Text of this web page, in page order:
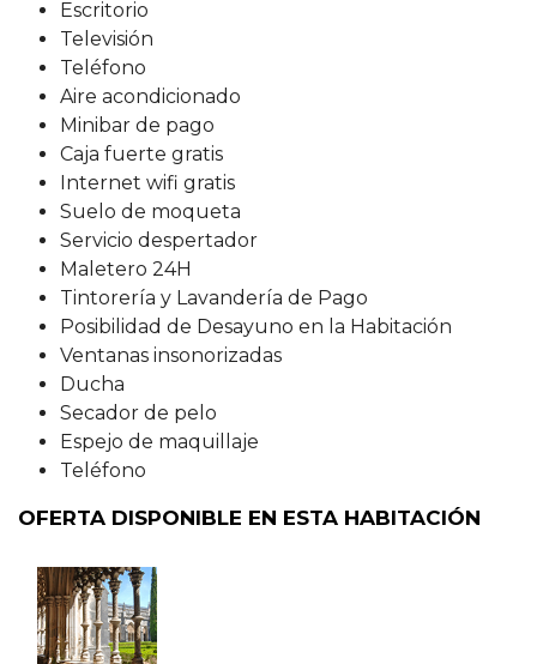
Escritorio
Televisión
Teléfono
Aire acondicionado
Minibar de pago
Caja fuerte gratis
Internet wifi gratis
Suelo de moqueta
Servicio despertador
Maletero 24H
Tintorería y Lavandería de Pago
Posibilidad de Desayuno en la Habitación
Ventanas insonorizadas
Ducha
Secador de pelo
Espejo de maquillaje
Teléfono
OFERTA DISPONIBLE EN ESTA HABITACIÓN